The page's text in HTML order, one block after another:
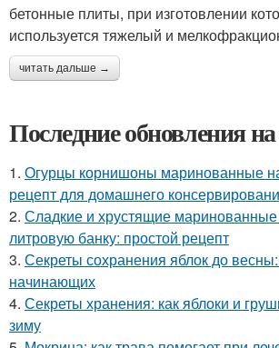
бетонные плиты, при изготовлении
используется тяжелый и
читать дальше →
Последние обновления на
1. Огурцы корнишоны маринованные
рецепт для домашнего
2. Сладкие и хрустящие
литровую банку: простой рецепт
3. Секреты сохранения яблок до
начинающих
4. Секреты хранения: как яблоки и
зиму